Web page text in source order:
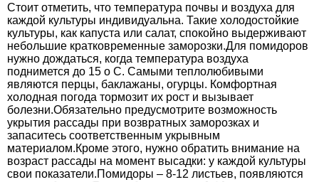
Стоит отметить, что температура почвы и воздуха для
каждой культуры индивидуальна. Такие холодостойкие
культуры, как капуста или салат, спокойно выдерживают
небольшие кратковременные заморозки.Для помидоров
нужно дождаться, когда температура воздуха
поднимется до 15 о С. Самыми теплолюбивыми
являются перцы, баклажаны, огурцы. Комфортная
холодная погода тормозит их рост и вызывает
болезни.Обязательно предусмотрите возможность
укрытия рассады при возвратных заморозках и
запаситесь соответственным укрывным
материалом.Кроме этого, нужно обратить внимание на
возраст рассады на момент высадки: у каждой культуры
свои показатели.Помидоры – 8-12 листьев, появляются